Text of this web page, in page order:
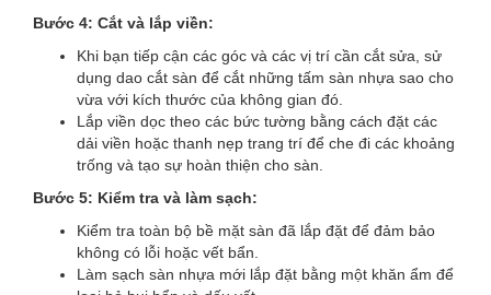
Bước 4: Cắt và lắp viền:
Khi bạn tiếp cận các góc và các vị trí cần cắt sửa, sử
dụng dao cắt sàn để cắt những tấm sàn nhựa sao cho
vừa với kích thước của không gian đó.
Lắp viền dọc theo các bức tường bằng cách đặt các
dải viền hoặc thanh nẹp trang trí để che đi các khoảng
trống và tạo sự hoàn thiện cho sàn.
Bước 5: Kiểm tra và làm sạch:
Kiểm tra toàn bộ bề mặt sàn đã lắp đặt để đảm bảo
không có lỗi hoặc vết bẩn.
Làm sạch sàn nhựa mới lắp đặt bằng một khăn ẩm để